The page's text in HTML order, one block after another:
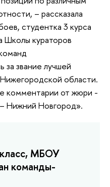
– рассказала
студентка 3 курса
Школы кураторов
за звание лучшей
области.
комментарии от жюри -
Нижний Новгород».
МБОУ
команды-